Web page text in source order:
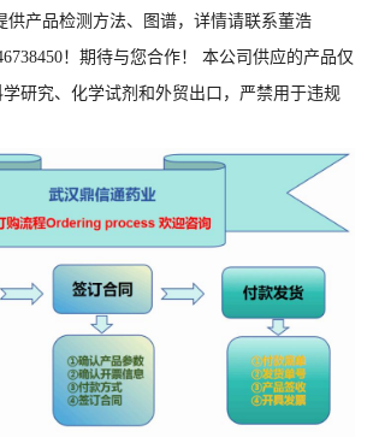
供产品检测方法、图谱，详情请联系董浩
！期待与您合作！ 本公司供应的产品仅
研究、化学试剂和外贸出口，严禁用于违规